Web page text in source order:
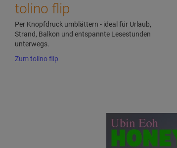
tolino flip
Per Knopfdruck umblättern - ideal für Urlaub,
Strand, Balkon und entspannte Lesestunden
unterwegs.
Zum tolino flip